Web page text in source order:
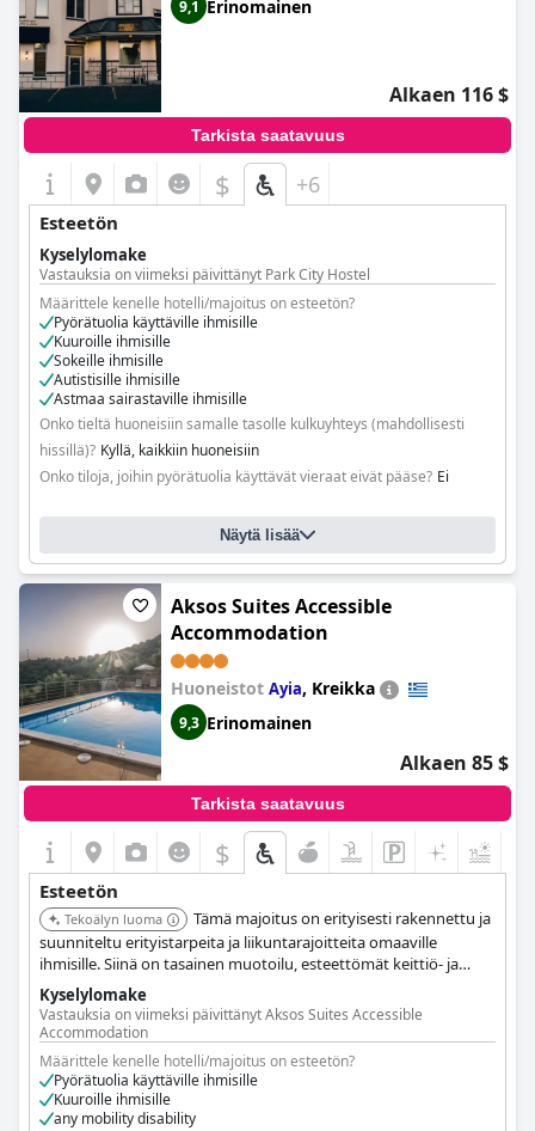
9,1 Erinomainen
Alkaen 116 $
Tarkista saatavuus
$ +6
Esteetön
Kyselylomake
Vastauksia on viimeksi päivittänyt Park City Hostel
Määrittele kenelle hotelli/majoitus on esteetön?
Pyörätuolia käyttäville ihmisille
Kuuroille ihmisille
Sokeille ihmisille
Autistisille ihmisille
Astmaa sairastaville ihmisille
Onko tieltä huoneisiin samalle tasolle kulkuyhteys (mahdollisesti
hissillä)? Kyllä, kaikkiin huoneisiin
Onko tiloja, joihin pyörätuolia käyttävät vieraat eivät pääse? Ei
Näytä lisää
Aksos Suites Accessible
Accommodation
Huoneistot Ayia, Kreikka
9,3 Erinomainen
Alkaen 85 $
Tarkista saatavuus
$
Esteetön
Tekoälyn luoma
Tämä majoitus on erityisesti rakennettu ja
suunniteltu erityistarpeita ja liikuntarajoitteita omaaville
ihmisille. Siinä on tasainen muotoilu, esteettömät keittiö- ja
kylpyhuonekalusteet, sähkösängyt tukikahvoilla, täysin
esteettömät märkätilat tukikaiteilla ja turvavalaistus.
Majoituspaikka tarjoaa kuljetuksen esteettömille rannoille
Seatrac-järjestelmillä ja nähtävyyksien katselun
erikoisajoneuvolla, ja voi järjestää tarvittavien lääkinnällisten
laitteiden vuokrauksen.
Kyselylomake
Vastauksia on viimeksi päivittänyt Aksos Suites Accessible
Accommodation
Määrittele kenelle hotelli/majoitus on esteetön?
Pyörätuolia käyttäville ihmisille
Kuuroille ihmisille
any mobility disability